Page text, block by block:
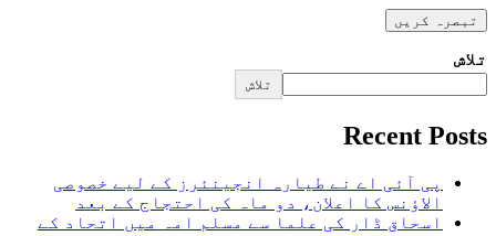
تلاش
تلاش
Recent Posts
پی آئی اے نے طیارہ انجینئرز کے لیے خصوصی
الاؤنس کا اعلان، دو ماہ کی احتجاج کے بعد
اسحاق ڈار کی علما سے مسلم امہ میں اتحاد کے